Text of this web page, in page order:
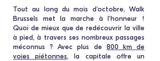
Tout au long du mois d’octobre, Walk
Brussels met la marche à l’honneur !
Quoi de mieux que de redécouvrir la ville
à pied, à travers ses nombreux passages
méconnus ? Avec plus de 800 km de
voies piétonnes, la capitale offre un